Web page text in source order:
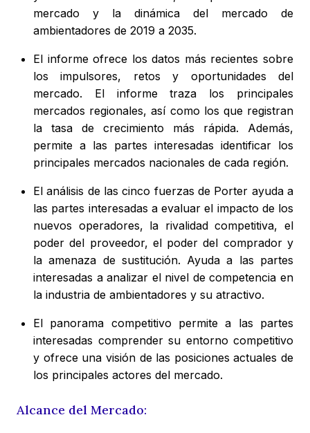
mercado y la dinámica del mercado de
ambientadores de 2019 a 2035.
El informe ofrece los datos más recientes sobre
los impulsores, retos y oportunidades del
mercado. El informe traza los principales
mercados regionales, así como los que registran
la tasa de crecimiento más rápida. Además,
permite a las partes interesadas identificar los
principales mercados nacionales de cada región.
El análisis de las cinco fuerzas de Porter ayuda a
las partes interesadas a evaluar el impacto de los
nuevos operadores, la rivalidad competitiva, el
poder del proveedor, el poder del comprador y
la amenaza de sustitución. Ayuda a las partes
interesadas a analizar el nivel de competencia en
la industria de ambientadores y su atractivo.
El panorama competitivo permite a las partes
interesadas comprender su entorno competitivo
y ofrece una visión de las posiciones actuales de
los principales actores del mercado.
Alcance del Mercado: